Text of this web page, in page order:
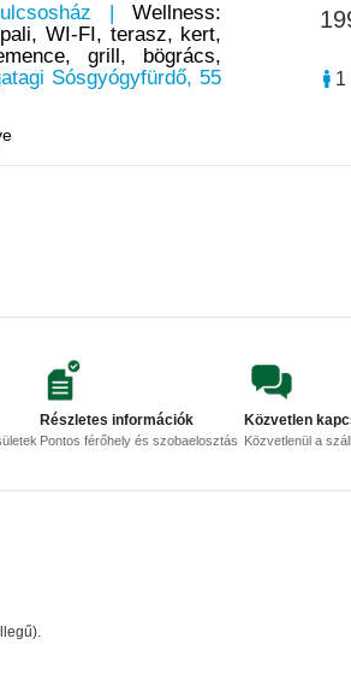
|Wellness:
WI-FI, terasz, kert,
grill, bögrács,
Sósgyógyfürdő, 55
1
Részletes információk
Pontos férőhely és szobaelosztás
Közvetlen
Közvetlenül a